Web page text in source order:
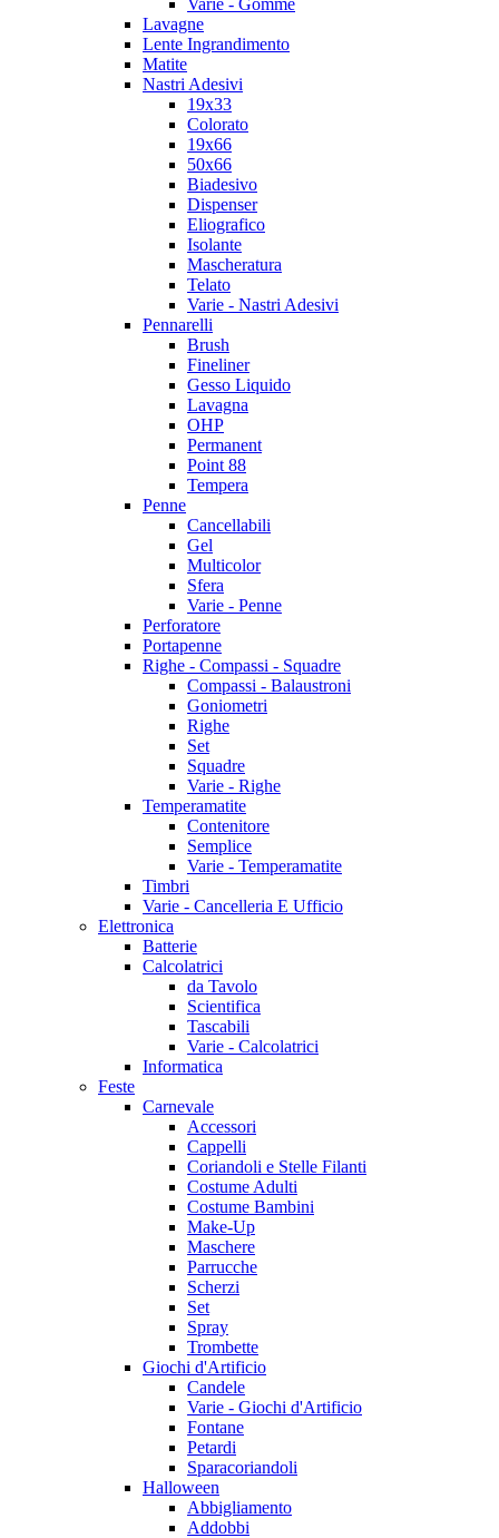
Varie - Gomme
Lavagne
Lente Ingrandimento
Matite
Nastri Adesivi
19x33
Colorato
19x66
50x66
Biadesivo
Dispenser
Eliografico
Isolante
Mascheratura
Telato
Varie - Nastri Adesivi
Pennarelli
Brush
Fineliner
Gesso Liquido
Lavagna
OHP
Permanent
Point 88
Tempera
Penne
Cancellabili
Gel
Multicolor
Sfera
Varie - Penne
Perforatore
Portapenne
Righe - Compassi - Squadre
Compassi - Balaustroni
Goniometri
Righe
Set
Squadre
Varie - Righe
Temperamatite
Contenitore
Semplice
Varie - Temperamatite
Timbri
Varie - Cancelleria E Ufficio
Elettronica
Batterie
Calcolatrici
da Tavolo
Scientifica
Tascabili
Varie - Calcolatrici
Informatica
Feste
Carnevale
Accessori
Cappelli
Coriandoli e Stelle Filanti
Costume Adulti
Costume Bambini
Make-Up
Maschere
Parrucche
Scherzi
Set
Spray
Trombette
Giochi d'Artificio
Candele
Varie - Giochi d'Artificio
Fontane
Petardi
Sparacoriandoli
Halloween
Abbigliamento
Addobbi